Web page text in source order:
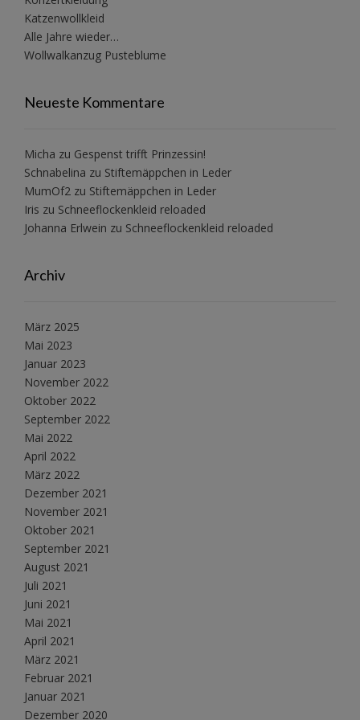
Katzenwollkleid
Alle Jahre wieder…
Wollwalkanzug Pusteblume
Neueste Kommentare
Micha zu Gespenst trifft Prinzessin!
Schnabelina zu Stiftemäppchen in Leder
MumOf2 zu Stiftemäppchen in Leder
Iris zu Schneeflockenkleid reloaded
Johanna Erlwein zu Schneeflockenkleid reloaded
Archiv
März 2025
Mai 2023
Januar 2023
November 2022
Oktober 2022
September 2022
Mai 2022
April 2022
März 2022
Dezember 2021
November 2021
Oktober 2021
September 2021
August 2021
Juli 2021
Juni 2021
Mai 2021
April 2021
März 2021
Februar 2021
Januar 2021
Dezember 2020